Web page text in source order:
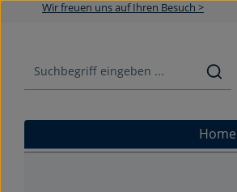
Zum Hauptinhalt springen
Zur Suche springen
Zur Hauptnavigation springen
Wir freuen uns auf Ihren Besuch >
Home